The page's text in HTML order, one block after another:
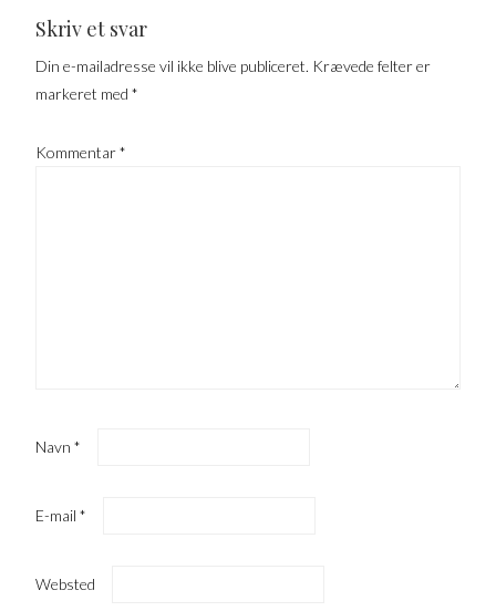
Skriv et svar
Din e-mailadresse vil ikke blive publiceret. Krævede felter er
markeret med*
Kommentar*
Navn*
E-mail*
Websted